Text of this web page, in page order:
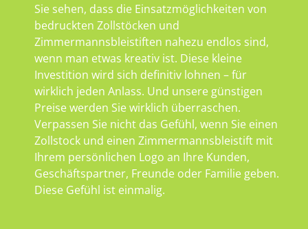
Sie sehen, dass die Einsatzmöglichkeiten von
bedruckten Zollstöcken und
Zimmermannsbleistiften nahezu endlos sind,
wenn man etwas kreativ ist. Diese kleine
Investition wird sich definitiv lohnen – für
wirklich jeden Anlass. Und unsere günstigen
Preise werden Sie wirklich überraschen.
Verpassen Sie nicht das Gefühl, wenn Sie einen
Zollstock und einen Zimmermannsbleistift mit
Ihrem persönlichen Logo an Ihre Kunden,
Geschäftspartner, Freunde oder Familie geben.
Diese Gefühl ist einmalig.